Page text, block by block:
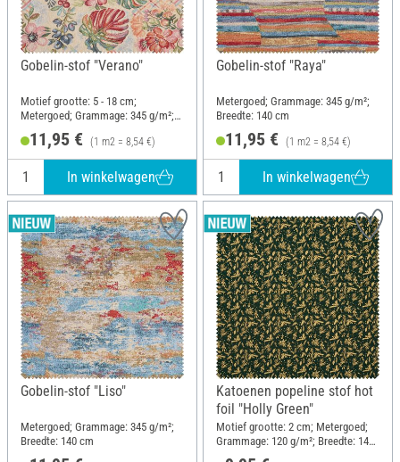
Gobelin-stof "Verano"
Motief grootte: 5 - 18 cm;
Metergoed; Grammage: 345 g/m²;
11,95 € (1 m2 = 8,54 €)
In winkelwagen
Gobelin-stof "Raya"
Metergoed; Grammage: 345 g/m²;
Breedte: 140 cm
11,95 € (1 m2 = 8,54 €)
In winkelwagen
Gobelin-stof "Liso"
Metergoed; Grammage: 345 g/m²;
Breedte: 140 cm
Katoenen popeline stof hot
foil "Holly Green"
Motief grootte: 2 cm; Metergoed;
Grammage: 120 g/m²; Breedte: 140